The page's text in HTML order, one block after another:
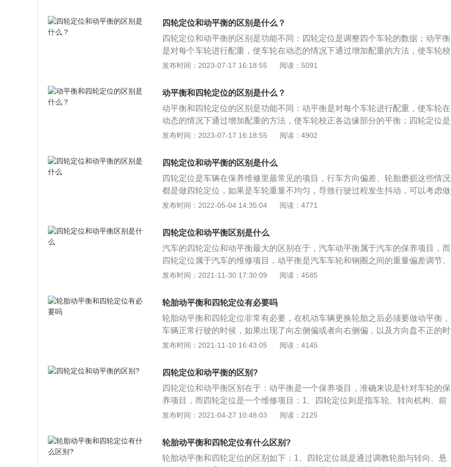
平衡做的频率相对要高一些。四轮定位建议车主不要轻易做，需要设备精细度和
人员技术问题。
四轮定位和动平衡的区别是什么？
四轮定位和动平衡的区别是功能不同：四轮定位是调整四个车轮的数据；动平衡
是对每个车轮进行配重，使车轮在动态的情况下通过增加配重的方法，使车轮校
正各边缘部分的平衡。汽车出厂时，车轮、转向机构、前后轴都有固定的位置以
即使微小的改变也会导致很大的行车风险。四轮定位就是通过调整四轮参数，确
保车辆具有良好的行驶性能。
发布时间：2023-07-17 16:18:55 阅读：5091
动平衡和四轮定位的区别是什么？
动平衡和四轮定位的区别是功能不同：动平衡是对每个车轮进行配重，使车轮在
动态的情况下通过增加配重的方法，使车轮校正各边缘部分的平衡；四轮定位是
调整四个车轮的数据。汽车出厂时，车轮、转向机构、前后轴都有固定的位置以
即使微小的改变也会导致很大的行车风险。四轮定位就是通过调整四轮参数，确
保车辆具有良好的行驶性能。
发布时间：2023-07-17 16:18:55 阅读：4902
四轮定位和动平衡的区别是什么
四轮定位是车辆在保养维修里最常见的项目，行车方向偏差、轮胎磨损这些情况
都是做四轮定位，如果是车轮重量不均匀，导致行驶过程发生抖动，可以考虑做
动平衡，两者针对的问题不同。车主在平时用车养车时，最常见的项目是四轮定
受损，轮胎的参数变化时，这些情况都可以直接做一个四轮定位，轮胎会由师傅
进行参数调整。四轮定位通过修正调整轮胎的转向、角度等方式，从而调正车辆
行驶方向。而动平衡经常会和四轮定位同时提及，动平衡主要是针对轮胎内圆重
量的不均匀而进行修正，重量有所差别是每一辆车都会有的情况，因为在生产过
程里偏差是很难避免，所以后期可以通过动平衡来修正。
发布时间：2022-05-04 14:35:04 阅读：4771
四轮定位和动平衡区别是什么
汽车的四轮定位和动平衡最大的区别在于，汽车动平衡属于汽车的保养项目，而
四轮定位属于汽车的维修项目，动平衡是汽车车轮和钢圈之间的重量偏差调节。
四轮定位是以车辆的四轮为依据，通过调整确保汽车具有良好的行驶能力和一定
置就叫做转向车轮定位。前轮定位和后轮定位统称为四轮定位，通过采用4轮定
位可以增加汽车的行驶安全，减少汽车车轮的磨损，可以保持汽车保持直线的行
驶，提高汽车的燃油经济性。当汽车驾驶感觉车辆颠簸摇摆的现象出现时，需要
检查车轮定位置，如果偏差太多需要及时维修。
发布时间：2021-11-30 17:30:09 阅读：4585
轮胎动平衡和四轮定位有必要吗
轮胎动平衡和四轮定位非常有必要，在机动车辆更换轮胎之后必须要做动平衡，
车辆正常行驶的时候，如果出现了向左侧偏或者向右侧偏，以及方向盘不正的时
候需要做四轮定位。机动车的轮胎动平衡车，车辆的四轮定位都是很有必要要做
所以是很有必要做的，机动车的四轮定位是汽车可以调整角度和相对位置，汽车
的在行驶一段公里数之后，会对轮胎造成磨损，影响原本的角度和位置，所以也
是需要做的。
发布时间：2021-11-10 16:43:05 阅读：4145
四轮定位和动平衡的区别?
四轮定位和动平衡区别在于：动平衡是一个保养项目，准确来说是针对车轮的保
养项目，而四轮定位是一个维修项目：1、四轮定位则是指车轮、转向机构、前
后车轴的安装具有一定的相对位置，这种相对位置的安装称为四轮定位。我们通
驶稳定性、转向便利性，并减少轮胎磨损；2、动平衡是当你在行车过程中发现
车辆高速行驶时方向盘抖动并伴随车轮出现某种有节奏异响时，就有可能是车轮
该做动平衡了，尤其是当更换轮胎、轮毂或是补过轮胎、车轮受过大的撞击后，
发布时间：2021-04-27 10:48:03 阅读：2125
轮胎动平衡和四轮定位有什么区别?
轮胎动平衡和四轮定位的区别如下：1、四轮定位就是通过调教轮胎与转向、悬